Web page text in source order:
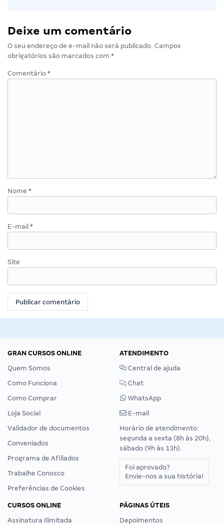
Deixe um comentário
O seu endereço de e-mail não será publicado. Campos
obrigatórios são marcados com *
Comentário *
Nome *
E-mail *
Site
GRAN CURSOS ONLINE
Quem Somos
Como Funciona
Como Comprar
Loja Social
Validador de documentos
Conveniados
Programa de Afiliados
Trabalhe Conosco
Preferências de Cookies
ATENDIMENTO
Central de ajuda
Chat
WhatsApp
E-mail
Horário de atendimento:
segunda a sexta (8h às 20h),
sábado (9h às 13h).
Foi aprovado?
Envie-nos a sua história!
CURSOS ONLINE
Assinatura Ilimitada
PÁGINAS ÚTEIS
Depoimentos